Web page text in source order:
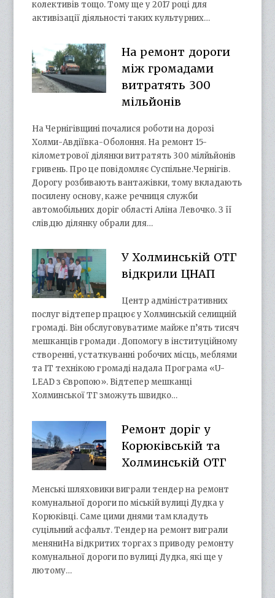
колективів тощо. Тому ще у 2017 році для
активізації діяльності таких культурних…
На ремонт дороги
між громадами
витратять 300
мільйонів
На Чернігівщині почалися роботи на дорозі
Холми-Авдіївка-Оболоння. На ремонт 15-
кілометрової ділянки витратять 300 мілйьйонів
гривень. Про це повідомляє Суспільне.Чернігів.
Дорогу розбивають вантажівки, тому вкладають
посилену основу, каже речниця служби
автомобільних доріг області Аліна Левочко. З її
слів,цю ділянку обрали для…
У Холминській ОТГ
відкрили ЦНАП
Центр адміністративних
послуг відтепер працює у Холминській селищній
громаді. Він обслуговуватиме майже п’ять тисяч
мешканців громади . Допомогу в інституційному
створенні, устаткуванні робочих місць, меблями
та ІТ технікою громаді надала Програма «U-
LEAD з Європою». Відтепер мешканці
Холминської ТГ зможуть швидко…
Ремонт доріг у
Корюківській та
Холминській ОТГ
Менські шляховики виграли тендер на ремонт
комунальної дороги по міській вулиці Дудка у
Корюківці. Саме цими днями там кладуть
суцільний асфальт. Тендер на ремонт виграли
меняниНа відкритих торгах з приводу ремонту
комунальної дороги по вулиці Дудка, які ще у
лютому…